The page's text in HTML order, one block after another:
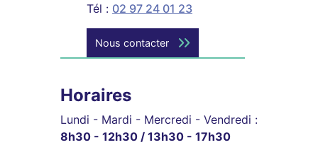
Tél : 02 97 24 01 23
Nous contacter
Horaires
Lundi - Mardi - Mercredi - Vendredi :
8h30 - 12h30 / 13h30 - 17h30